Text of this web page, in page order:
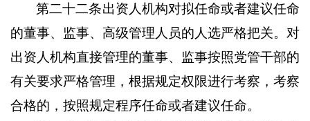
第二十二条出资人机构对拟任命或者建议任命
的董事、监事、高级管理人员的人选严格把关。对
出资人机构直接管理的董事、监事按照党管干部的
有关要求严格管理，根据规定权限进行考察，考察
合格的，按照规定程序任命或者建议任命。